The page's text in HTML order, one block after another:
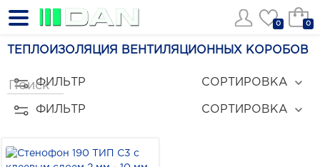
0 0
ТЕПЛОИЗОЛЯЦИЯ ВЕНТИЛЯЦИОННЫХ КОРОБОВ
ФИЛЬТР СОРТИРОВКА
ФИЛЬТР СОРТИРОВКА